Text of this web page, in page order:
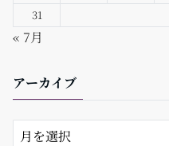
31
« 7月
アーカイブ